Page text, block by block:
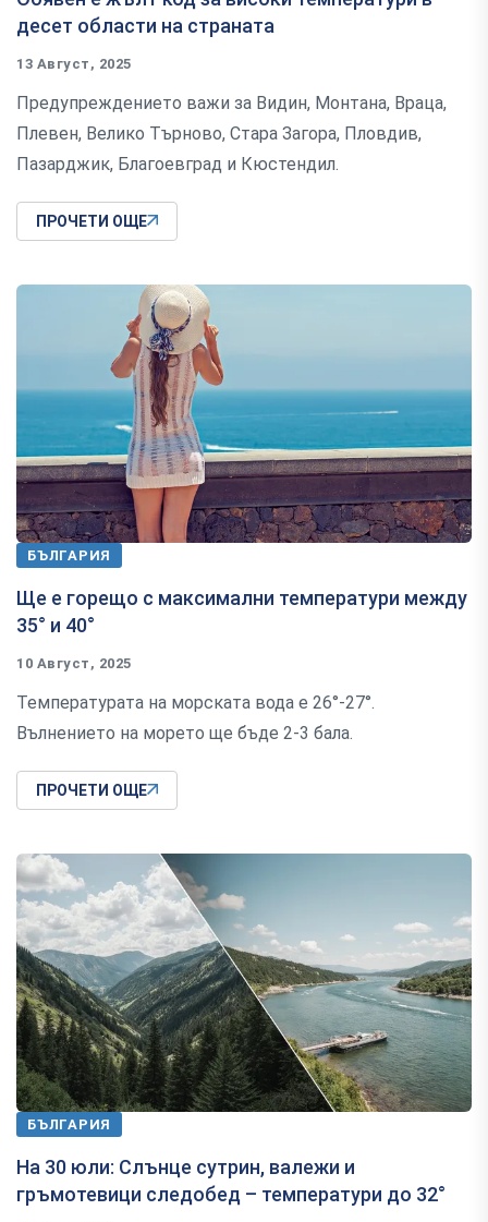
десет области на страната
13 Август, 2025
Предупреждението важи за Видин, Монтана, Враца,
Плевен, Велико Търново, Стара Загора, Пловдив,
Пазарджик, Благоевград и Кюстендил.
ПРОЧЕТИ ОЩЕ
БЪЛГАРИЯ
Ще е горещо с максимални температури между
35° и 40°
10 Август, 2025
Температурата на морската вода е 26°-27°.
Вълнението на морето ще бъде 2-3 бала.
ПРОЧЕТИ ОЩЕ
БЪЛГАРИЯ
На 30 юли: Слънце сутрин, валежи и
гръмотевици следобед – температури до 32°